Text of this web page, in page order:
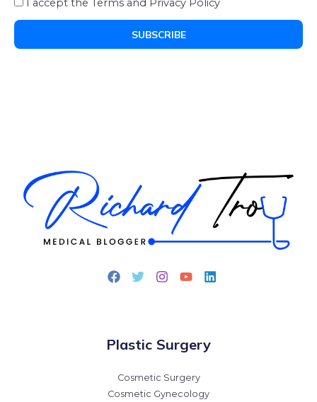
I accept the Terms and Privacy Policy
SUBSCRIBE
Plastic Surgery
Cosmetic Surgery
Cosmetic Gynecology